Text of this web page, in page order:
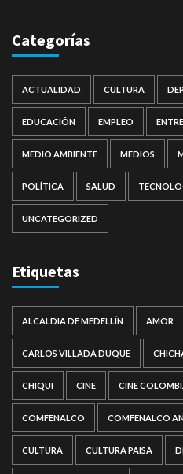
Categorías
ACTUALIDAD CULTURA
EDUCACIÓN EMPLEO
MEDIO AMBIENTE MEDIOS
POLÍTICA SALUD
UNCATEGORIZED
Etiquetas
ALCALDIA DE MEDELLÍN AMOR
CARLOS VILLADA DUQUE
CHIQUI CINE CINE
COMFENALCO COMFENALCO
CULTURA CULTURA PAISA